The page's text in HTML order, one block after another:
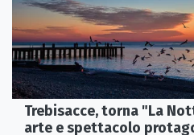
Trebisacce, torna "La
arte e spettacolo